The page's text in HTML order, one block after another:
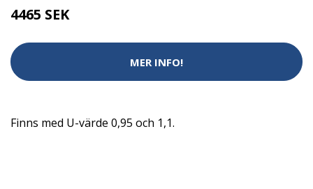
4465 SEK
MER INFO!
Finns med U-värde 0,95 och 1,1.